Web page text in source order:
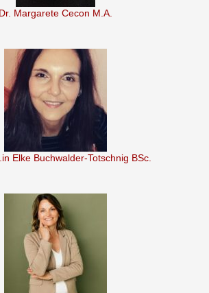
Dr. Margarete Cecon M.A.
Elke Buchwalder-Totschnig BSc.